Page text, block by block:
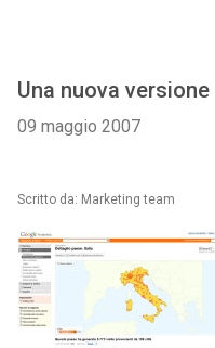
Una nuova
09 maggio 2007
Scritto da: Marketing team